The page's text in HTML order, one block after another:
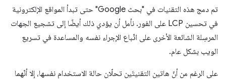
تم دمج هذه التقنيات في "بحث Google" حتى تبدأ المواقع الإلكترونية
في تحسين LCP على الفور. نأمل أن يؤدي ذلك أيضًا إلى تشجيع الجهات
المرسِلة الشائعة الأخرى على اتّباع الإجراء نفسه والمساعدة في تسريع
الويب بشكل عام.
على الرغم من أنّ هاتين التقنيتَين تحلّان حالة الاستخدام نفسها، إلا أنّهما